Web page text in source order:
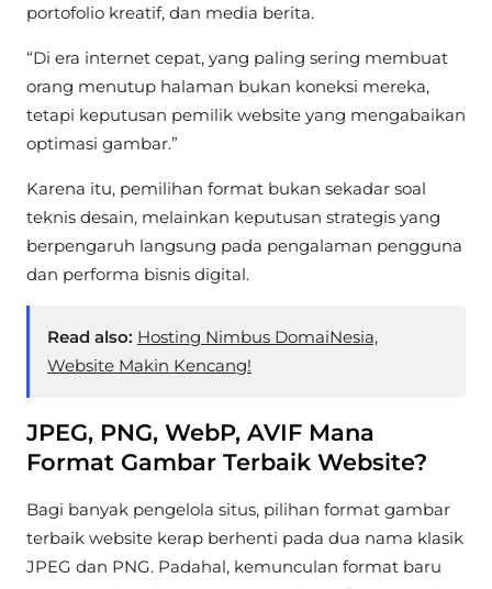
portofolio kreatif, dan media berita.
“Di era internet cepat, yang paling sering membuat
orang menutup halaman bukan koneksi mereka,
tetapi keputusan pemilik website yang mengabaikan
optimasi gambar.”
Karena itu, pemilihan format bukan sekadar soal
teknis desain, melainkan keputusan strategis yang
berpengaruh langsung pada pengalaman pengguna
dan performa bisnis digital.
Read also: Hosting Nimbus DomaiNesia,
Website Makin Kencang!
JPEG, PNG, WebP, AVIF Mana
Format Gambar Terbaik Website?
Bagi banyak pengelola situs, pilihan format gambar
terbaik website kerap berhenti pada dua nama klasik
JPEG dan PNG. Padahal, kemunculan format baru